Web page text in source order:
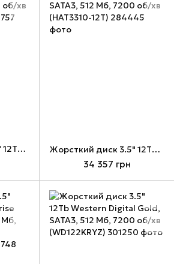
Жорсткий диск 3.5" 12Tb Seagate SkyHawk AI, SATA3, 512 Мб, 7200 об/хв (ST12000VE003) Жорсткий диск 3.5" 12Tb Synology HAT3310, SATA3, 512 Мб, 7200 об/хв (HAT3310-12T)
34 357 грн